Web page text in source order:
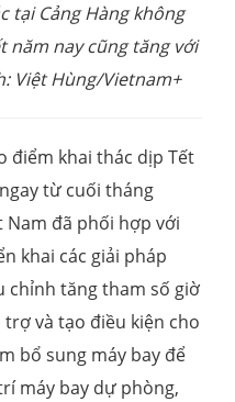
tại Cảng Hàng không
năm nay cũng tăng với
Việt Hùng/Vietnam+
điểm khai thác dịp Tết
từ cuối tháng
Nam đã phối hợp với
khai các giải pháp
chỉnh tăng tham số giờ
và tạo điều kiện cho
bổ sung máy bay để
máy bay dự phòng,